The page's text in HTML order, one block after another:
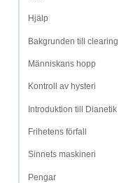
Hjälp
Bakgrunden till clearing
Människans hopp
Kontroll av hysteri
Introduktion till Dianetik
Frihetens förfall
Sinnets maskineri
Pengar